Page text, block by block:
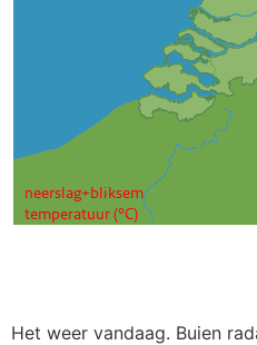
Het weer vandaag. Buien